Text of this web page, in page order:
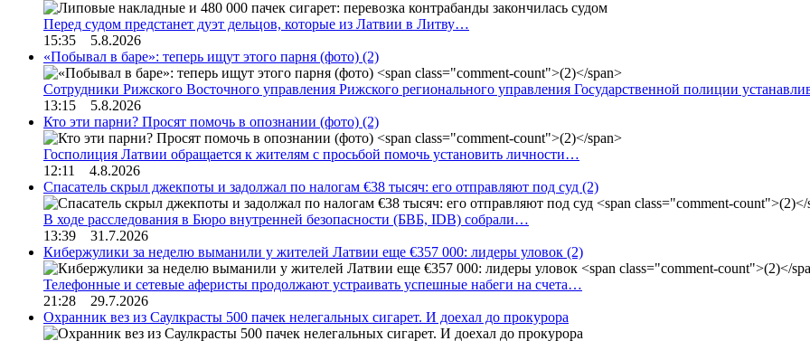
Перед судом предстанет дуэт дельцов, которые из Латвии в Литву…
15:35 5.8.2026
«Побывал в баре»: теперь ищут этого парня (фото) (2)
Сотрудники Рижского Восточного управления Рижского регионального управления Государственной полиции
13:15 5.8.2026
Кто эти парни? Просят помочь в опознании (фото) (2)
Госполиция Латвии обращается к жителям с просьбой помочь установить личности…
12:11 4.8.2026
Спасатель скрыл джекпоты и задолжал по налогам €38 тысяч: его отправляют под суд (2)
В ходе расследования в Бюро внутренней безопасности (БВБ, IDB) собрали…
13:39 31.7.2026
Кибержулики за неделю выманили у жителей Латвии еще €357 000: лидеры уловок (2)
Телефонные и сетевые аферисты продолжают устраивать успешные набеги на счета…
21:28 29.7.2026
Охранник вез из Саулкрасты 500 пачек нелегальных сигарет. И доехал до прокурора